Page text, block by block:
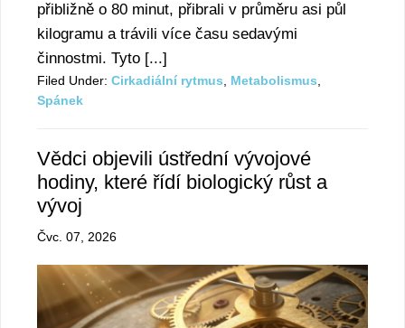
přibližně o 80 minut, přibrali v průměru asi půl
kilogramu a trávili více času sedavými
činnostmi. Tyto [...]
Filed Under: Cirkadiální rytmus Metabolismus
Spánek
Vědci objevili ústřední vývojové
hodiny, které řídí biologický růst a
vývoj
Čvc. 07, 2026